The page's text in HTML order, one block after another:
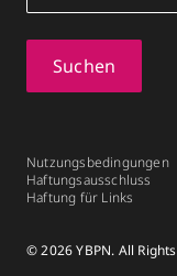
Suchen
Nutzungsbedingungen
Haftungsausschluss
Haftung für Links
© 2026 YBPN. All